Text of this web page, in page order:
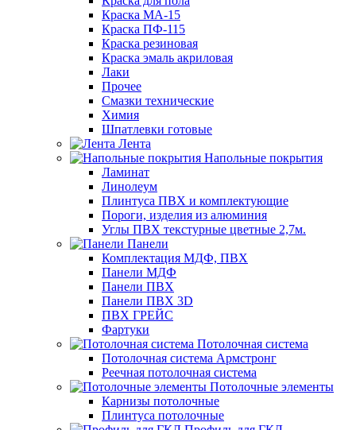
Краска МА-15
Краска ПФ-115
Краска резиновая
Краска эмаль акриловая
Лаки
Прочее
Смазки технические
Химия
Шпатлевки готовые
Лента
Напольные покрытия
Ламинат
Линолеум
Плинтуса ПВХ и комплектующие
Пороги, изделия из алюминия
Углы ПВХ текстурные цветные 2,7м.
Панели
Комплектация МДФ, ПВХ
Панели МДФ
Панели ПВХ
Панели ПВХ 3D
ПВХ ГРЕЙС
Фартуки
Потолочная система
Потолочная система Армстронг
Реечная потолочная система
Потолочные элементы
Карнизы потолочные
Плинтуса потолочные